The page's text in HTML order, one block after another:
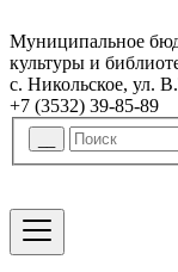
Муниципальное
культуры и
с. Никольское, ул.
+7 (3532) 39-85-89